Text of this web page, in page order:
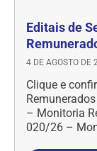
Editais de
4 DE AGOSTO DE
Clique e
– Monitoria
020/26 –